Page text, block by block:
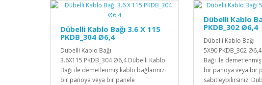
Dübelli Kablo Bağı 3.6 X 115
PKDB_304 Ø6,4
Dübelli Kablo Bağı
3.6X115 PKDB_304 Ø6,4 Dübelli Kablo
Bağı ile demetlenmiş kablo bağlarınızı
bir panoya veya bir panele
Dübelli Kablo
PKDB_302 Ø6,4
Dübelli Kablo Bağı
5X90 PKDB_302
Bağı ile demetlenmiş
bir panoya veya bir
sabitleybilirsiniz.